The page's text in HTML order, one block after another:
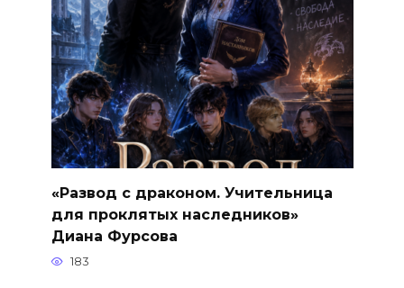
«Развод с драконом. Учительница
для проклятых наследников»
Диана Фурсова
183